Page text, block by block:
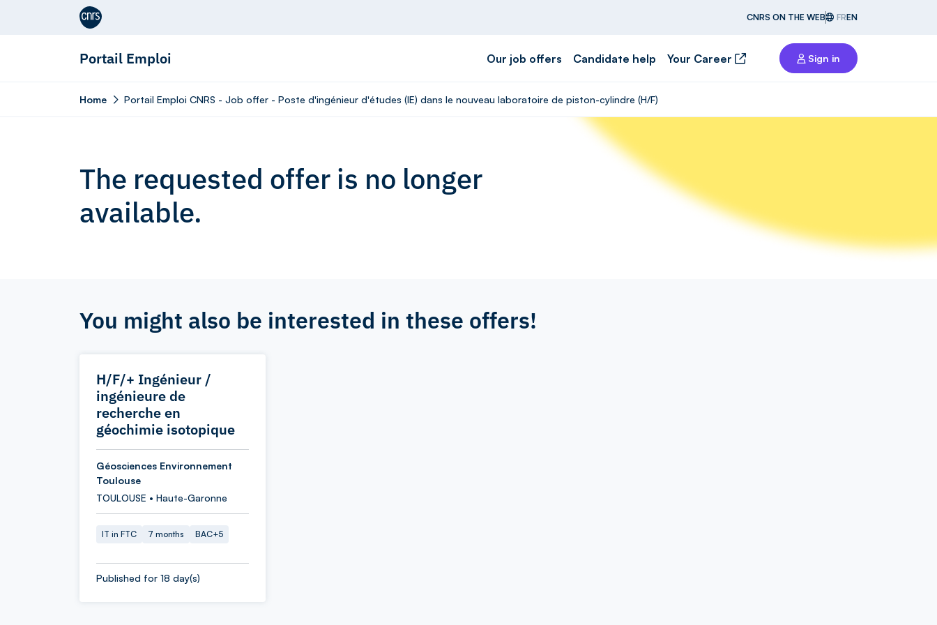
Aller au contenu
CNRS ON THE WEB FREN
Portail Emploi Our job offers Candidate help Your Career Sign in
Home Portail Emploi CNRS - Job offer - Poste d'ingénieur d'études (IE) dans le nouveau laboratoire de piston-cylindre (H/F)
The requested offer is no longer
available.
You might also be interested in these offers!
H/F/+ Ingénieur /
ingénieure de
recherche en
géochimie isotopique
Géosciences Environnement
Toulouse
TOULOUSE • Haute-Garonne
IT in FTC 7 months BAC+5
Published for 18 day(s)